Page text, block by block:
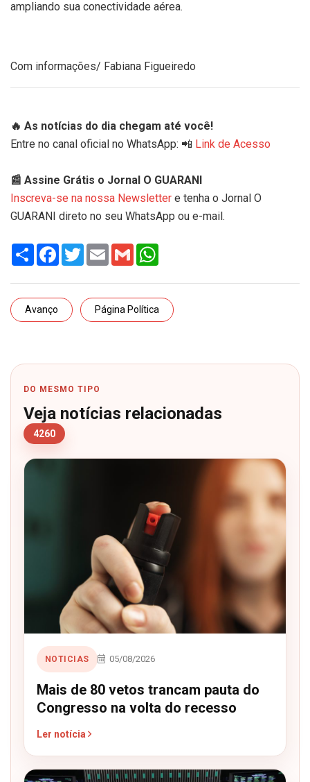
ampliando sua conectividade aérea.
Com informações/ Fabiana Figueiredo
🔥 As notícias do dia chegam até você!
Entre no canal oficial no WhatsApp: 📲 Link de Acesso
📰 Assine Grátis o Jornal O GUARANI
Inscreva-se na nossa Newsletter e tenha o Jornal O
GUARANI direto no seu WhatsApp ou e-mail.
Share Facebook
TwitterEmail Gmail
Avanço Página Política
DO MESMO TIPO
Veja notícias relacionadas
4260
NOTICIAS 05/08/2026
Mais de 80 vetos trancam pauta do
Congresso na volta do recesso
Ler notícia